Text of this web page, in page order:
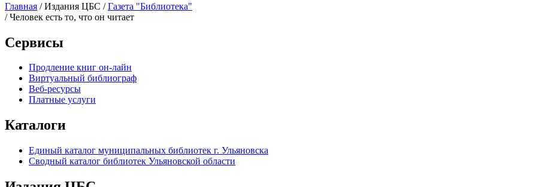
Главная / Издания ЦБС / Газета "Библиотека"
/ Человек есть то, что он читает
Сервисы
Продление книг он-лайн
Виртуальный библиограф
Веб-ресурсы
Платные услуги
Каталоги
Единый каталог муниципальных библиотек г. Ульяновска
Сводный каталог библиотек Ульяновской области